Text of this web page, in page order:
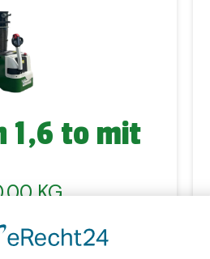
1,6 to mit
KG
DETAILS